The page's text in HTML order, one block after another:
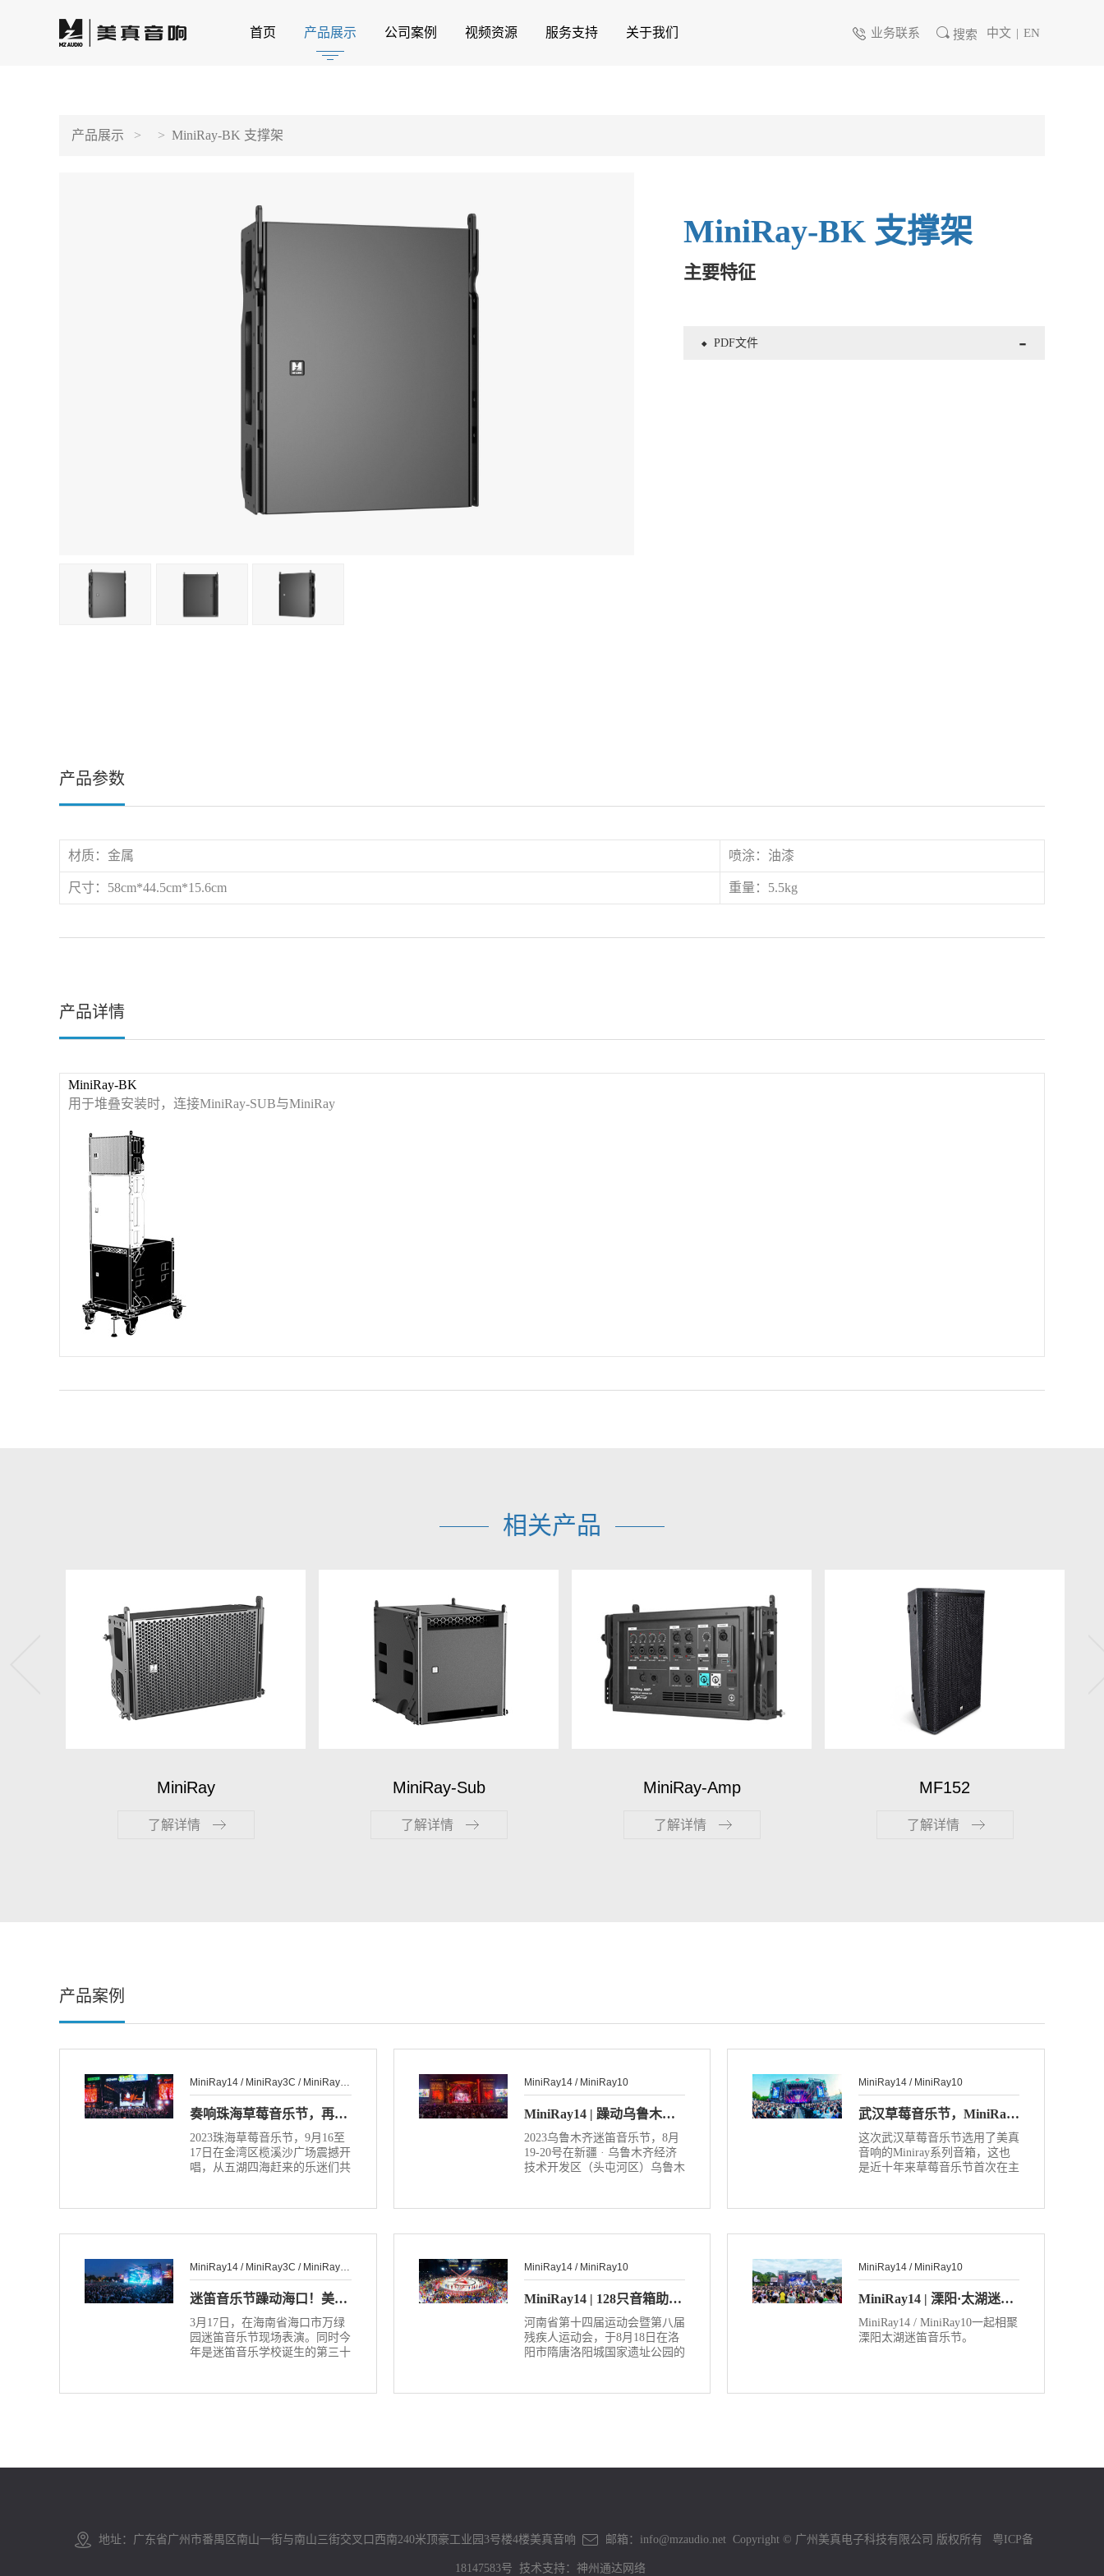
首页 产品展示 公司案例 视频资源 服务支持 关于我们 业务联系 中文 | EN
搜索
产品展示 MiniRay-BK 支撑架
MiniRay-BK 支撑架
主要特征
PDF文件
产品参数
材质：金属 喷涂：油漆
尺寸：58cm*44.5cm*15.6cm 重量：5.5kg
产品详情
MiniRay-BK
用于堆叠安装时，连接MiniRay-SUB与MiniRay
相关产品
MiniRay-Sub
了解详情
MiniRay-Amp
了解详情
MF152
了解详情
D1600-4V
了解详情
产品案例
奏响珠海草莓音乐节，再掀音乐热潮
2023珠海草莓音乐节，9月16至
17日在金湾区榄溪沙广场震撼开
唱，从五湖四海赶来的乐迷们共
MiniRay14 / MiniRay10
MiniRay14 | 躁动乌鲁木齐迷笛音乐节
2023乌鲁木齐迷笛音乐节，8月
19-20号在新疆 · 乌鲁木齐经济
技术开发区（头屯河区）乌鲁木
MiniRay14 / MiniRay10
武汉草莓音乐节，MiniRay14首次惊艳亮相！
这次武汉草莓音乐节选用了美真
音响的Miniray系列音箱，这也
是近十年来草莓音乐节首次在主
迷笛音乐节躁动海口！美真音响助力万人狂欢！
3月17日，在海南省海口市万绿
园迷笛音乐节现场表演。同时今
年是迷笛音乐学校诞生的第三十
MiniRay14 / MiniRay10
MiniRay14 | 128只音箱助力河南省运会！
河南省第十四届运动会暨第八届
残疾人运动会，于8月18日在洛
阳市隋唐洛阳城国家遗址公园的
幕，省长王凯致开幕词。
MiniRay14 / MiniRay10
MiniRay14 | 溧阳·太湖迷笛音乐节
MiniRay14 / MiniRay10一起相聚
溧阳太湖迷笛音乐节。
地址：广东省广州市番禺区南山一街与南山三街交叉口西南240米顶豪工业园3号楼4楼美真音响 邮箱：info@mzaudio.net Copyright © 广州美真电子科技有限公司 版权所有 粤ICP备
18147583号 技术支持： 神州通达网络